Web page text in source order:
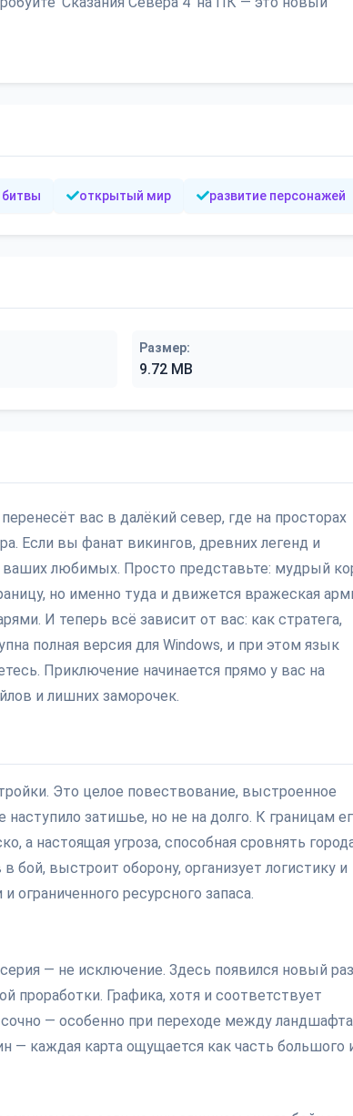
битвы открытый мир развитие персонажей
Размер:
9.72 MB
вас в далёкий север, где на просторах
Если вы фанат викингов, древних легенд и
ваших любимых. Просто представьте: мудрый
но именно туда и движется вражеская
И теперь всё зависит от вас: как стратега,
полная версия для Windows, и при этом язык
Приключение начинается прямо у вас на
и лишних заморочек.
Это целое повествование, выстроенное
наступило затишье, но не на долго. К границам
а настоящая угроза, способная сровнять
бой, выстроит оборону, организует логистику и
ограниченного ресурсного запаса.
— не исключение. Здесь появился новый
проработки. Графика, хотя и соответствует
— особенно при переходе между
каждая карта ощущается как часть большого